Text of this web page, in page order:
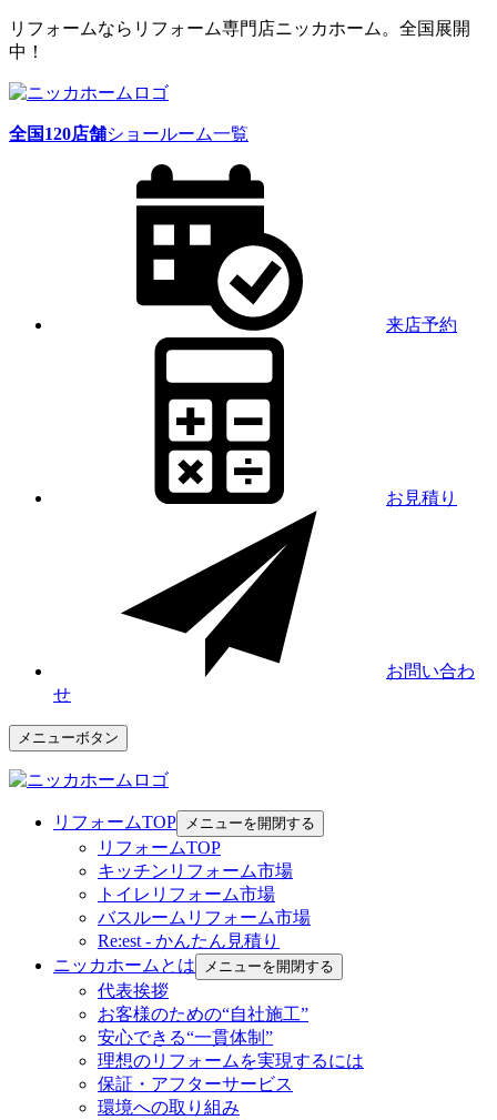
リフォームならリフォーム専門店ニッカホーム。全国展開
中！
全国120店舗ショールーム一覧
来店予約
お見積り
お問い合わ
せ
メニューボタン
リフォームTOP メニューを開閉する
リフォームTOP
キッチンリフォーム市場
トイレリフォーム市場
バスルームリフォーム市場
Re:est - かんたん見積り
ニッカホームとは
メニューを開閉する
代表挨拶
お客様のための“自社施工”
安心できる“一貫体制”
理想のリフォームを実現するには
保証・アフターサービス
環境への取り組み